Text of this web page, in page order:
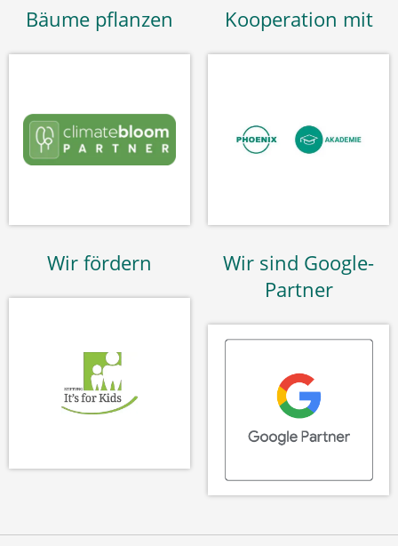
Bäume pflanzen Kooperation mit
Wir fördern
Wir sind Google-
Partner